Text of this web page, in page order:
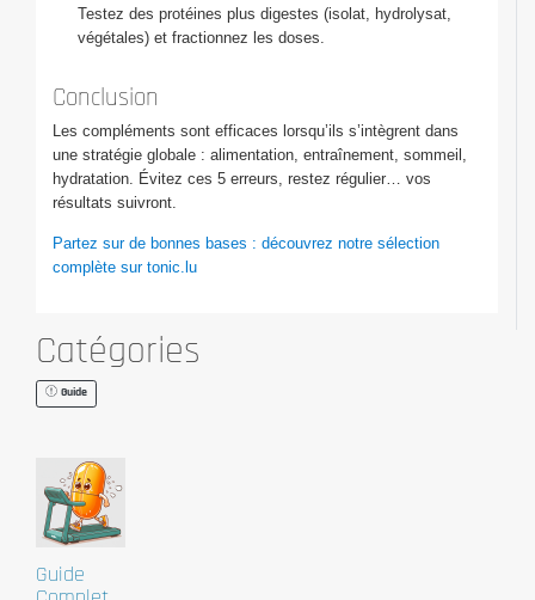
Testez des protéines plus digestes (isolat, hydrolysat,
végétales) et fractionnez les doses.
Conclusion
Les compléments sont efficaces lorsqu’ils s’intègrent dans
une stratégie globale : alimentation, entraînement, sommeil,
hydratation. Évitez ces 5 erreurs, restez régulier… vos
résultats suivront.
Partez sur de bonnes bases : découvrez notre sélection
complète sur tonic.lu
Catégories
Guide
Guide